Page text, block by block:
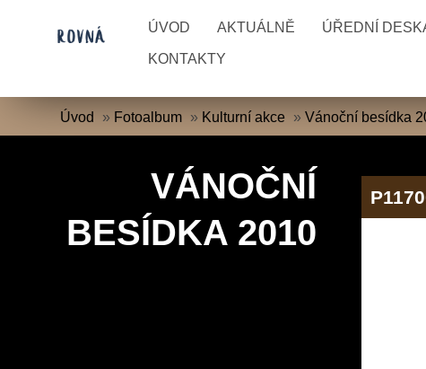
ÚVOD AKTUÁLNĚ ÚŘEDNÍ
KONTAKTY
Úvod » Fotoalbum » Kulturní akce »Vánoční besídka
VÁNOČNÍ
BESÍDKA 2010